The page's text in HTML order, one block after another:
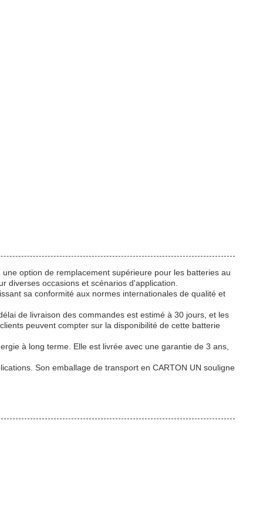
option de remplacement supérieure pour les batteries au
diverses occasions et scénarios d'application.
sa conformité aux normes internationales de qualité et
de livraison des commandes est estimé à 30 jours, et les
peuvent compter sur la disponibilité de cette batterie
à long terme. Elle est livrée avec une garantie de 3 ans,
Son emballage de transport en CARTON UN souligne